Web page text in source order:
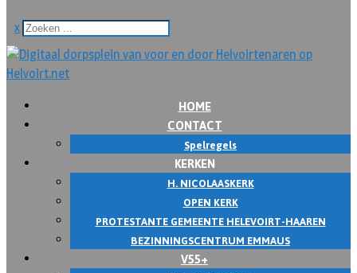
x
HOME
CONTACT
Spelregels
KERKEN
H. NICOLAASKERK
OPEN KERK
PROTESTANTE GEMEENTE HELEVOIRT-HAAREN
BEZINNINGSCENTRUM EMMAUS
V55+